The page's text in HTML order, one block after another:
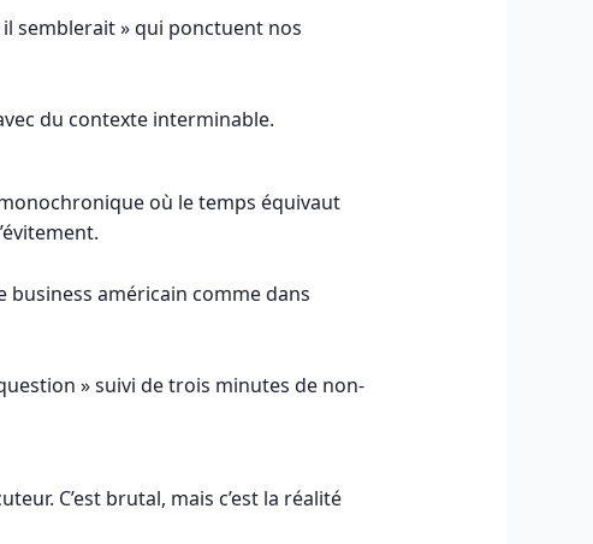
semblerait » qui ponctuent nos
du contexte interminable.
où le temps équivaut
business américain comme dans
» suivi de trois minutes de non-
C’est brutal, mais c’est la réalité